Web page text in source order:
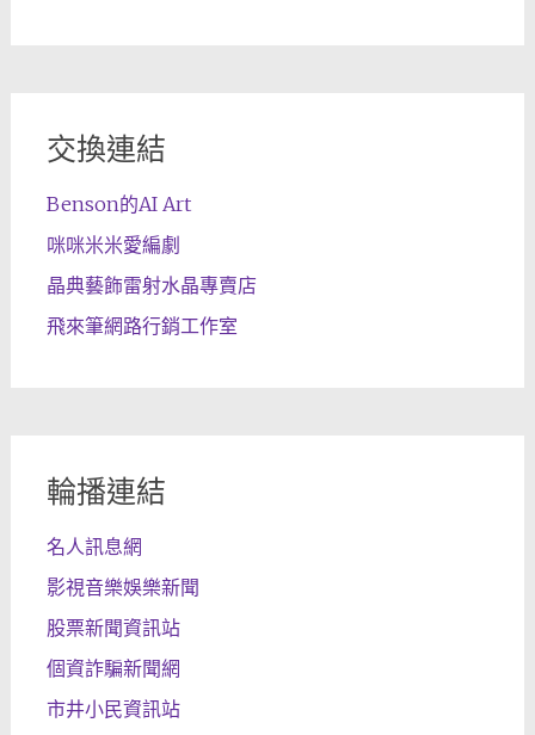
交換連結
Benson的AI Art
咪咪米米愛編劇
晶典藝飾雷射水晶專賣店
飛來筆網路行銷工作室
輪播連結
名人訊息網
影視音樂娛樂新聞
股票新聞資訊站
個資詐騙新聞網
市井小民資訊站